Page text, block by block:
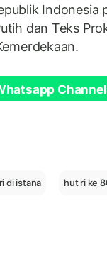
Indonesia
dan Teks
di istana hut ri ke